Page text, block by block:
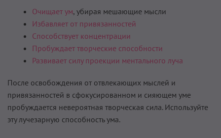
Очищает ум, убирая мешающие мысли
Избавляет от привязанностей
Способствует концентрации
Пробуждает творческие способности
Развивает силу проекции ментального луча
После освобождения от отвлекающих мыслей и
привязанностей в сфокусированном и сияющем уме
пробуждается невероятная творческая сила. Используйте
эту лучезарную способность ума.